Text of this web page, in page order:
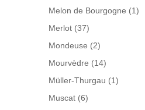
Melon de Bourgogne (1)
Merlot (37)
Mondeuse (2)
Mourvèdre (14)
Müller-Thurgau (1)
Muscat (6)